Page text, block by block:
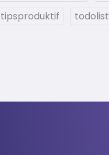
tipsproduktif
todolist